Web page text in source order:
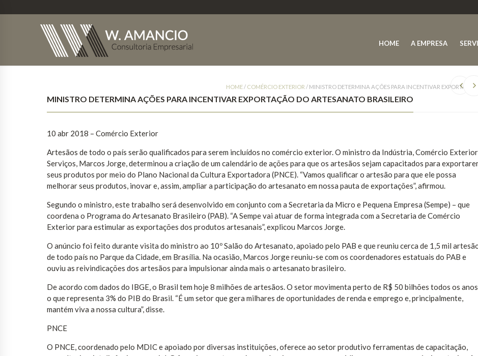
HOME A EMPRESA
HOME/ COMÉRCIO EXTERIOR / MINISTRO DETERMINA AÇÕES PARA INCENTIVAR
MINISTRO DETERMINA AÇÕES PARA INCENTIVAR EXPORTAÇÃO DO ARTESANATO BRASILEIRO
10 abr 2018 – Comércio Exterior
Artesãos de todo o país serão qualificados para serem incluídos no comércio exterior. O ministro da Indústria, Comércio
Serviços, Marcos Jorge, determinou a criação de um calendário de ações para que os artesãos sejam capacitados para
seus produtos por meio do Plano Nacional da Cultura Exportadora (PNCE). “Vamos qualificar o artesão para que ele possa
melhorar seus produtos, inovar e, assim, ampliar a participação do artesanato em nossa pauta de exportações”, afirmou.
Segundo o ministro, este trabalho será desenvolvido em conjunto com a Secretaria da Micro e Pequena Empresa (Sempe) – que
coordena o Programa do Artesanato Brasileiro (PAB). “A Sempe vai atuar de forma integrada com a Secretaria de Comércio
Exterior para estimular as exportações dos produtos artesanais”, explicou Marcos Jorge.
O anúncio foi feito durante visita do ministro ao 10º Salão do Artesanato, apoiado pelo PAB e que reuniu cerca de 1,5 mil
de todo país no Parque da Cidade, em Brasília. Na ocasião, Marcos Jorge reuniu-se com os coordenadores estatuais do PAB e
ouviu as reivindicações dos artesãos para impulsionar ainda mais o artesanato brasileiro.
De acordo com dados do IBGE, o Brasil tem hoje 8 milhões de artesãos. O setor movimenta perto de R$ 50 bilhões todos os
o que representa 3% do PIB do Brasil. “É um setor que gera milhares de oportunidades de renda e emprego e, principalmente,
mantém viva a nossa cultura”, disse.
PNCE
O PNCE, coordenado pelo MDIC e apoiado por diversas instituições, oferece ao setor produtivo ferramentas de capacitação,